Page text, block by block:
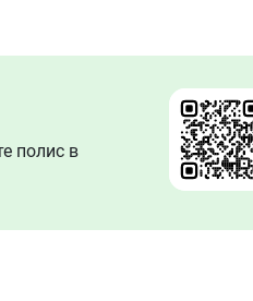
полис в